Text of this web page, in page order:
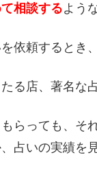
相談するよう
依頼するとき
る店、著名な
らっても、そ
占いの実績を